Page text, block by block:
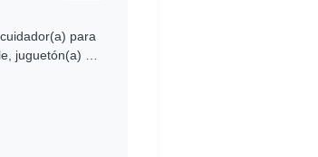
para
juguetón(a) y